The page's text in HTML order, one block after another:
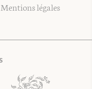
Mentions légales